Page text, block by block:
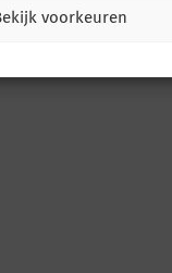
voorkeuren